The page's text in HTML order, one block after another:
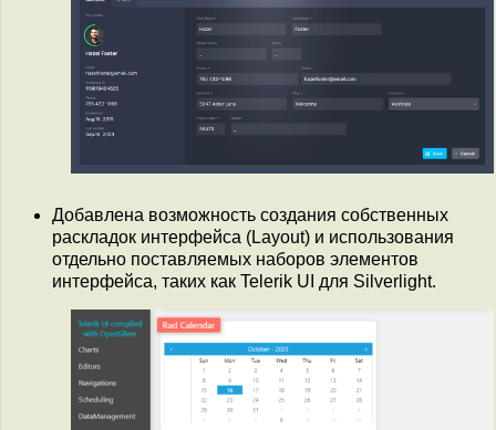
Добавлена возможность создания собственных
раскладок интерфейса (Layout) и использования
отдельно поставляемых наборов элементов
интерфейса, таких как Telerik UI для Silverlight.